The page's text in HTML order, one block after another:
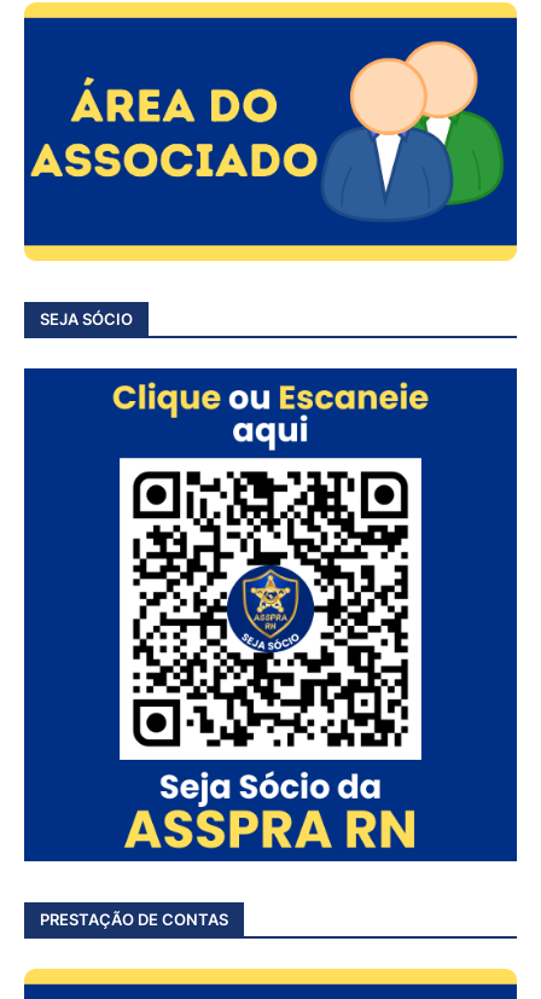
SEJA SÓCIO
PRESTAÇÃO DE CONTAS